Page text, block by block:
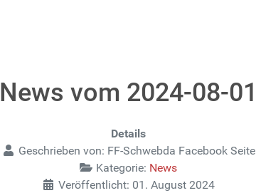
News vom 2024-08-01
Details
Geschrieben von: FF-Schwebda Facebook Seite
Kategorie: News
Veröffentlicht: 01. August 2024